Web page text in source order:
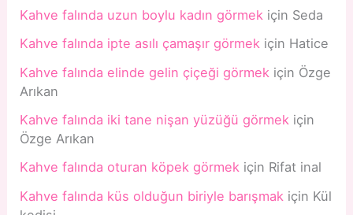
Kahve falında uzun boylu kadın görmek için Seda
Kahve falında ipte asılı çamaşır görmek için Hatice
Kahve falında elinde gelin çiçeği görmek için Özge
Arıkan
Kahve falında iki tane nişan yüzüğü görmek için
Özge Arıkan
Kahve falında oturan köpek görmek için Rifat inal
Kahve falında küs olduğun biriyle barışmak için Kül